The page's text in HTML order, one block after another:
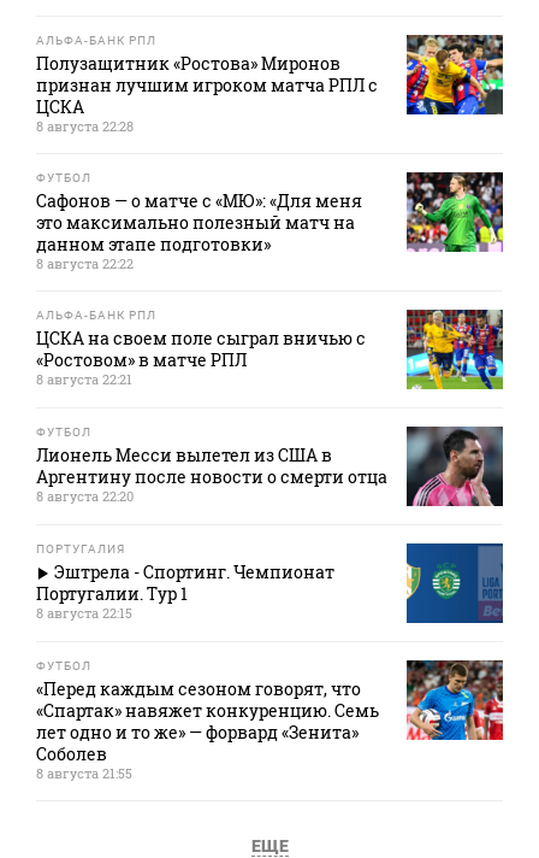
АЛЬФА-БАНК РПЛ
Полузащитник «Ростова» Миронов
признан лучшим игроком матча РПЛ с
ЦСКА
8 августа 22:28
ФУТБОЛ
Сафонов — о матче с «МЮ»: «Для меня
это максимально полезный матч на
данном этапе подготовки»
8 августа 22:22
АЛЬФА-БАНК РПЛ
ЦСКА на своем поле сыграл вничью с
«Ростовом» в матче РПЛ
8 августа 22:21
ФУТБОЛ
Лионель Месси вылетел из США в
Аргентину после новости о смерти отца
8 августа 22:20
ПОРТУГАЛИЯ
Эштрела - Спортинг. Чемпионат
Португалии. Тур 1
8 августа 22:15
ФУТБОЛ
«Перед каждым сезоном говорят, что
«Спартак» навяжет конкуренцию. Семь
лет одно и то же» — форвард «Зенита»
Соболев
8 августа 21:55
ЕЩЕ